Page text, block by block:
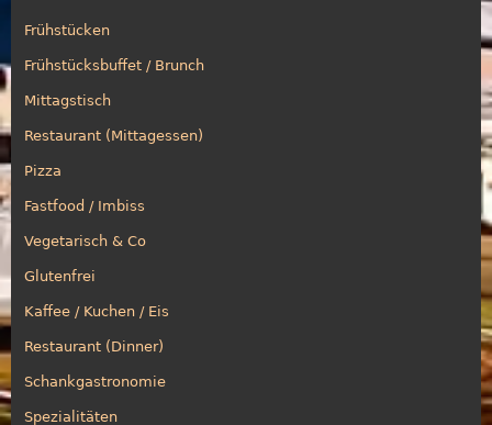
Frühstücken
Frühstücksbuffet / Brunch
Mittagstisch
Restaurant (Mittagessen)
Pizza
Fastfood / Imbiss
Vegetarisch & Co
Glutenfrei
Kaffee / Kuchen / Eis
Restaurant (Dinner)
Schankgastronomie
Spezialitäten